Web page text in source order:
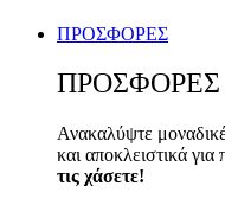
ΠΡΟΣΦΟΡΕΣ
ΠΡΟΣΦΟΡΕΣ
Ανακαλύψτε
και αποκλειστικά
τις χάσετε!